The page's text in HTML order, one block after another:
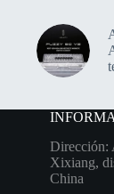
Dirección:
Xixiang,
China